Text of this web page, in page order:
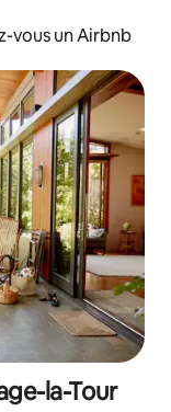
vous un Airbnb
la-Tour